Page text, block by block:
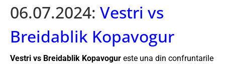
06.07.2024: Vestri vs
Breidablik Kopavogur
Vestri vs Breidablik Kopavogur este una din confruntarile